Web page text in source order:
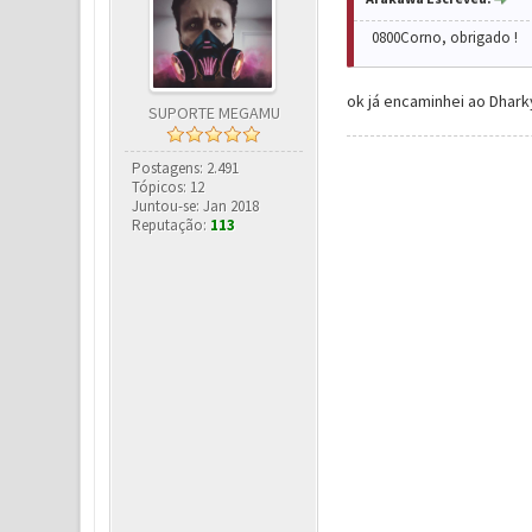
SUPORTE MEGAMU
Postagens: 2.491
Tópicos: 12
Juntou-se: Jan 2018
Reputação: 113
0800Corno, obrigado !
ok já encaminhei ao